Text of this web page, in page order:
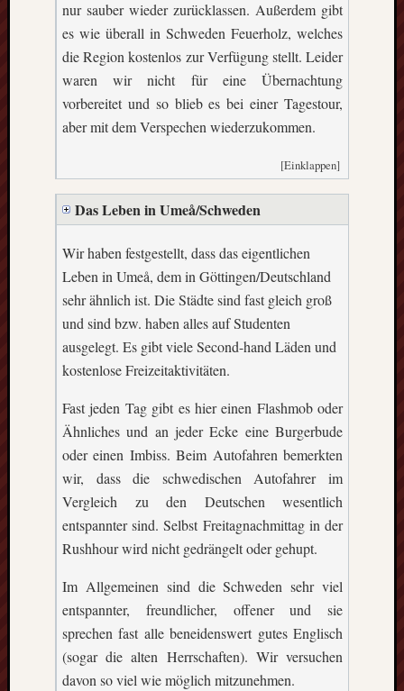
nur sauber wieder zurücklassen. Außerdem gibt
es wie überall in Schweden Feuerholz, welches
die Region kostenlos zur Verfügung stellt. Leider
waren wir nicht für eine Übernachtung
vorbereitet und so blieb es bei einer Tagestour,
aber mit dem Verspechen wiederzukommen.
[Einklappen]
Das Leben in Umeå/Schweden
Wir haben festgestellt, dass das eigentlichen
Leben in Umeå, dem in Göttingen/Deutschland
sehr ähnlich ist. Die Städte sind fast gleich groß
und sind bzw. haben alles auf Studenten
ausgelegt. Es gibt viele Second-hand Läden und
kostenlose Freizeitaktivitäten.
Fast jeden Tag gibt es hier einen Flashmob oder
Ähnliches und an jeder Ecke eine Burgerbude
oder einen Imbiss. Beim Autofahren bemerkten
wir, dass die schwedischen Autofahrer im
Vergleich zu den Deutschen wesentlich
entspannter sind. Selbst Freitagnachmittag in der
Rushhour wird nicht gedrängelt oder gehupt.
Im Allgemeinen sind die Schweden sehr viel
entspannter, freundlicher, offener und sie
sprechen fast alle beneidenswert gutes Englisch
(sogar die alten Herrschaften). Wir versuchen
davon so viel wie möglich mitzunehmen.